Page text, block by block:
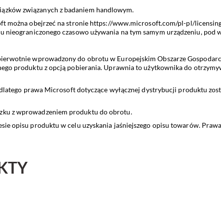
związanych z badaniem handlowym.
można obejrzeć na stronie https://www.microsoft.com/pl-pl/
czasowo używania na tym samym urządzeniu,
wprowadzony do obrotu w Europejskim Obszarze
produktu z opcją pobierania. Uprawnia to użytkownika do
prawa Microsoft dotyczące wyłącznej dystrybucji produktu
z wprowadzeniem produktu do obrotu.
opisu produktu w celu uzyskania jaśniejszego opisu towarów.